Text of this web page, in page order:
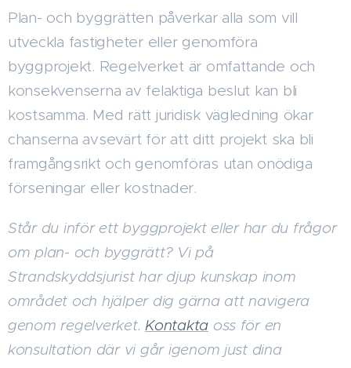
Plan- och byggrätten påverkar alla som vill
utveckla fastigheter eller genomföra
byggprojekt. Regelverket är omfattande och
konsekvenserna av felaktiga beslut kan bli
kostsamma. Med rätt juridisk vägledning ökar
chanserna avsevärt för att ditt projekt ska bli
framgångsrikt och genomföras utan onödiga
förseningar eller kostnader.
Står du inför ett byggprojekt eller har du frågor
om plan- och byggrätt? Vi på
Strandskyddsjurist har djup kunskap inom
området och hjälper dig gärna att navigera
genom regelverket.Kontakta oss för en
konsultation där vi går igenom just dina